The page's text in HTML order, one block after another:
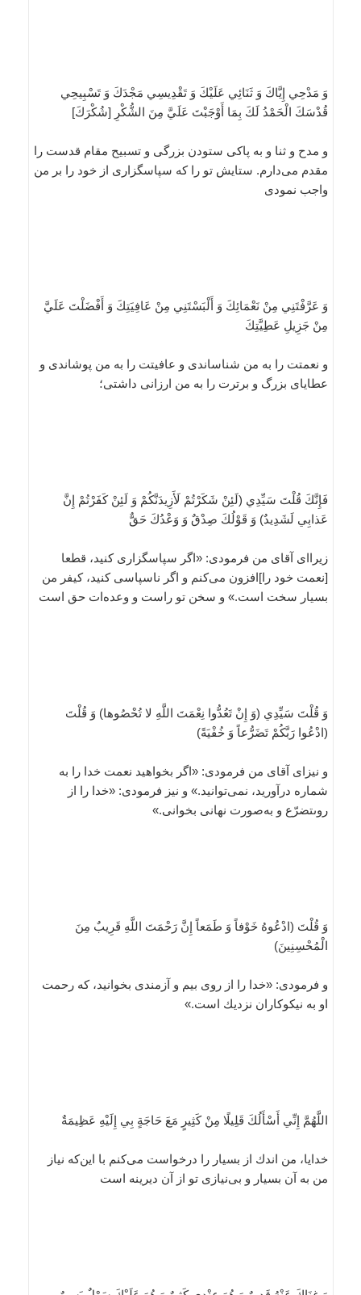
وَ مَدْحِي إِيَّاكَ وَ ثَنَائِي عَلَيْكَ وَ تَقْدِيسِي مَجْدَكَ وَ تَسْبِيحِي
قُدْسَكَ الْحَمْدُ لَكَ بِمَا أَوْجَبْتَ عَلَيَّ مِنَ الشُّكْرِ [شُكْرَكَ‏]
و مدح و ثنا و به پاكى ستودن بزرگى و تسبيح مقام قدست را
مقدم مى‌دارم. ستايش تو را كه سپاسگزارى از خود را بر من
واجب نمودى
وَ عَرَّفْتَنِي مِنْ نَعْمَائِكَ وَ أَلْبَسْتَنِي مِنْ عَافِيَتِكَ وَ أَفْضَلْتَ عَلَيَّ
مِنْ جَزِيلِ عَطِيَّتِكَ
و نعمتت را به من شناساندى و عافيتت را به من پوشاندى و
عطاياى بزرگ و برترت را به من ارزانى داشتى؛
فَإِنَّكَ قُلْتَ سَيِّدِي‏ (لَئِنْ شَكَرْتُمْ لَأَزِيدَنَّكُمْ وَ لَئِنْ كَفَرْتُمْ إِنَّ
عَذابِي لَشَدِيدٌ) وَ قَوْلُكَ صِدْقٌ وَ وَعْدُكَ حَقٌّ
زيرااى آقاى من فرمودى: «اگر سپاسگزارى كنيد، قطعا
[نعمت خود را]افزون مى‌كنم و اگر ناسپاسى كنيد، كيفر من
بسيار سخت است.» و سخن تو راست و وعده‌ات حق است
وَ قُلْتَ سَيِّدِي‏ (وَ إِنْ تَعُدُّوا نِعْمَتَ اللَّهِ لا تُحْصُوها) وَ قُلْتَ‏
(ادْعُوا رَبَّكُمْ تَضَرُّعاً وَ خُفْيَةً)
و نيزاى آقاى من فرمودى: «اگر بخواهيد نعمت خدا را به
شماره درآوريد، نمى‌توانيد.» و نيز فرمودى: «خدا را از
روىتضرّع و به‌صورت نهانى بخوانى.»
وَ قُلْتَ‏ (ادْعُوهُ خَوْفاً وَ طَمَعاً إِنَّ رَحْمَتَ اللَّهِ قَرِيبٌ مِنَ
الْمُحْسِنِينَ‏)
و فرمودى: «خدا را از روى بيم و آزمندى بخوانيد، كه رحمت
او به نيكوكاران نزديك است.»
اللَّهُمَّ إِنِّي أَسْأَلُكَ قَلِيلًا مِنْ كَثِيرٍ مَعَ حَاجَةٍ بِي إِلَيْهِ عَظِيمَةٌ
خدايا، من اندك از بسيار را درخواست مى‌كنم با اين‌كه نياز
من به آن بسيار و بى‌نيازى تو از آن ديرينه است